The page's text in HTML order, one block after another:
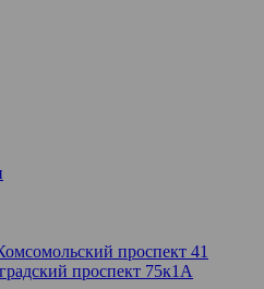
проспект 41
проспект 75к1А